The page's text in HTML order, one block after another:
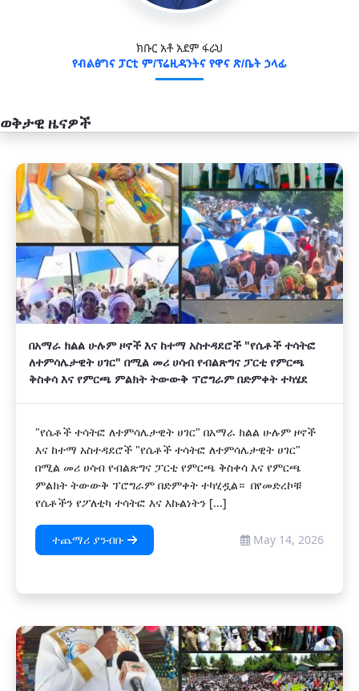
ክቡር አቶ አደም ፋራህ
የብልፅግና ፓርቲ ም/ፕሬዚዳንትና የዋና ጽ/ቤት ኃላፊ
ወቅታዊ ዜናዎች
አዲስ
በአማራ ክልል ሁሉም ዞኖች እና ከተማ አስተዳደሮች "የሴቶች ተሳትፎ
ለተምሳሌታዊት ሀገር" በሚል መሪ ሀሳብ የብልጽግና ፓርቲ የምርጫ
ቅስቀሳ እና የምርጫ ምልክት ትውውቅ ፕሮግራም በድምቀት ተካሄደ
"የሴቶች ተሳትፎ ለተምሳሌታዊት ሀገር" በአማራ ክልል ሁሉም ዞኖች
እና ከተማ አስተዳደሮች "የሴቶች ተሳትፎ ለተምሳሌታዊት ሀገር"
በሚል መሪ ሀሳብ የብልጽግና ፓርቲ የምርጫ ቅስቀሳ እና የምርጫ
ምልክት ትውውቅ ፕሮግራም በድምቀት ተካሂዷል። በየመድረኮቹ
የሴቶችን የፖለቲካ ተሳትፎ እና እኩልነትን [...]
ተጨማሪ ያንብቡ May 14, 2026